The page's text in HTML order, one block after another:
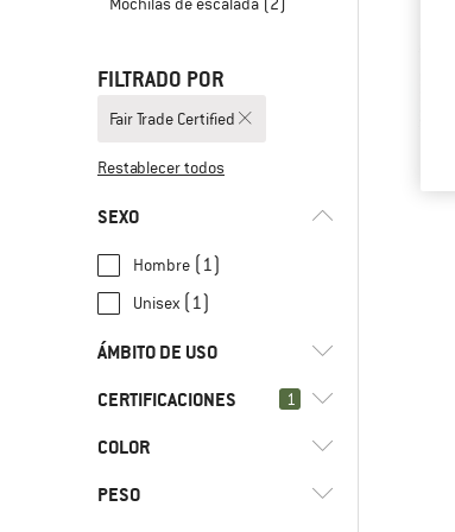
FILTRADO POR
Fair Trade Certified
Restablecer todos
SEXO
Hombre (1)
Unisex (1)
ÁMBITO DE USO
Ocio(2)
Uso diario
CERTIFICACIONES 1
Fair Trade Certified
bluesign APPROVED
COLOR
PESO